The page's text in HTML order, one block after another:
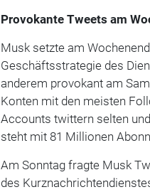
Provokante Tweets am
Musk setzte am
Geschäftsstrategie des
anderem provokant am
Konten mit den meisten
Accounts twittern selten
steht mit 81 Millionen
Am Sonntag fragte Musk
des